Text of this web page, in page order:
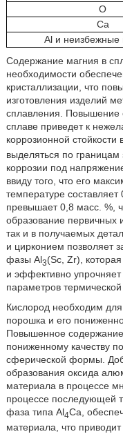
О
Са
Аl и неизбежные
Содержание магния в
необходимости
кристаллизации, что
изготовления изделий
сплавления. Повышение
сплаве приведет к
коррозионной
выделяться по
коррозии под
ввиду того, что его
температуре
превышает 0,8 масс. %,
образование первичных
так и в получаемых
и цирконием позволяет
фазы Al3(Sc, Zr),
и эффективно
параметров
Кислород необходим
порошка и его
Повышенное
пониженному качеству
сферической формы.
образования оксида
материала в процессе
процессе последующей
фаза типа Аl4Са,
материала, что